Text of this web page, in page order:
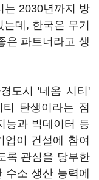
는 2030년까지 방
데, 한국은 무기
은 파트너라고 생
도시 '네옴 시티'
탄생이라는 점
능과 빅데이터 등
이 건설에 참여
록 관심을 당부한
소 생산 능력에